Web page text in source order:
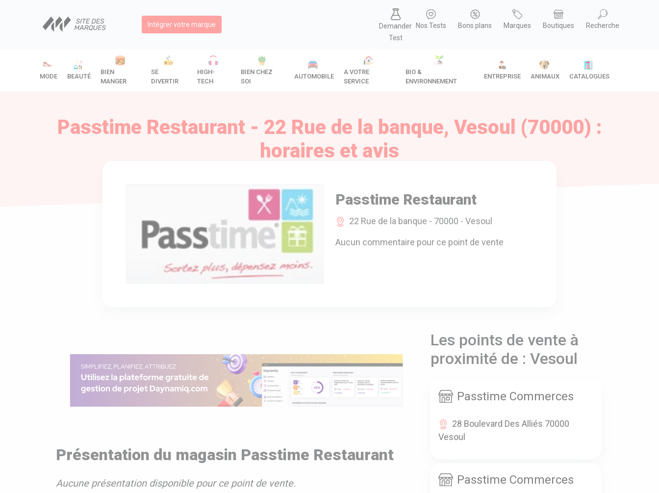
Intégrer votre marque
Demander
Test
Nos Tests Bons plans Marques Boutiques Recherche
MODE BEAUTÉ
BIEN
MANGER
SE
DIVERTIR
HIGH-
TECH
BIEN CHEZ
SOI
AUTOMOBILE
A VOTRE
SERVICE
BIO &
ENVIRONNEMENT
ENTREPRISE ANIMAUX CATALOGUES
Passtime Restaurant - 22 Rue de la banque, Vesoul (70000) :
horaires et avis
Passtime Restaurant
22 Rue de la banque - 70000 - Vesoul
Aucun commentaire pour ce point de vente
Présentation du magasin Passtime Restaurant
Aucune présentation disponible pour ce point de vente.
Les points de vente à
proximité de : Vesoul
Passtime Commerces
28 Boulevard Des Alliés 70000
Vesoul
Passtime Commerces